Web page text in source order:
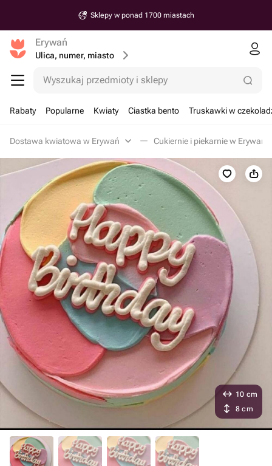
Sklepy w ponad 1700 miastach
Erywań
Ulica, numer, miasto
Wyszukaj przedmioty i sklepy
Rabaty Popularne Kwiaty Ciastka bento Truskawki w
Dostawa kwiatowa w Erywań Cukiernie i piekarnie w Erywań
10 cm
8 cm